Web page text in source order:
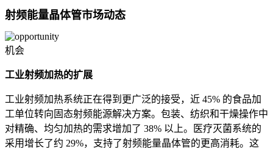
射频能量晶体管市场动态
机会
工业射频加热的扩展
工业射频加热系统正在得到更广泛的接受，近 45% 的食品加
工单位转向固态射频能源解决方案。包装、纺织和干燥操作中
对精确、均匀加热的需求增加了 38% 以上。医疗灭菌系统的
采用增长了约 29%，支持了射频能量晶体管的更高消耗。这